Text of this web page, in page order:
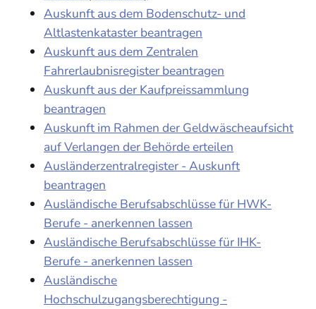
Auskunft aus dem Bodenschutz- und
Altlastenkataster beantragen
Auskunft aus dem Zentralen
Fahrerlaubnisregister beantragen
Auskunft aus der Kaufpreissammlung
beantragen
Auskunft im Rahmen der Geldwäscheaufsicht
auf Verlangen der Behörde erteilen
Ausländerzentralregister - Auskunft
beantragen
Ausländische Berufsabschlüsse für HWK-
Berufe - anerkennen lassen
Ausländische Berufsabschlüsse für IHK-
Berufe - anerkennen lassen
Ausländische
Hochschulzugangsberechtigung -